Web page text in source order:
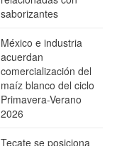
saborizantes
México e industria
acuerdan
comercialización del
maíz blanco del ciclo
Primavera-Verano
2026
Tecate se posiciona